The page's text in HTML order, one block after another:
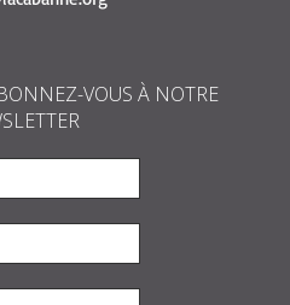
VOUS À NOTRE